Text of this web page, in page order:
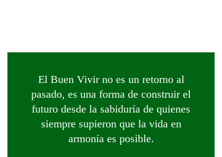
El Buen Vivir no es un retorno al
pasado, es una forma de construir el
futuro desde la sabiduría de quienes
siempre supieron que la vida en
armonía es posible.